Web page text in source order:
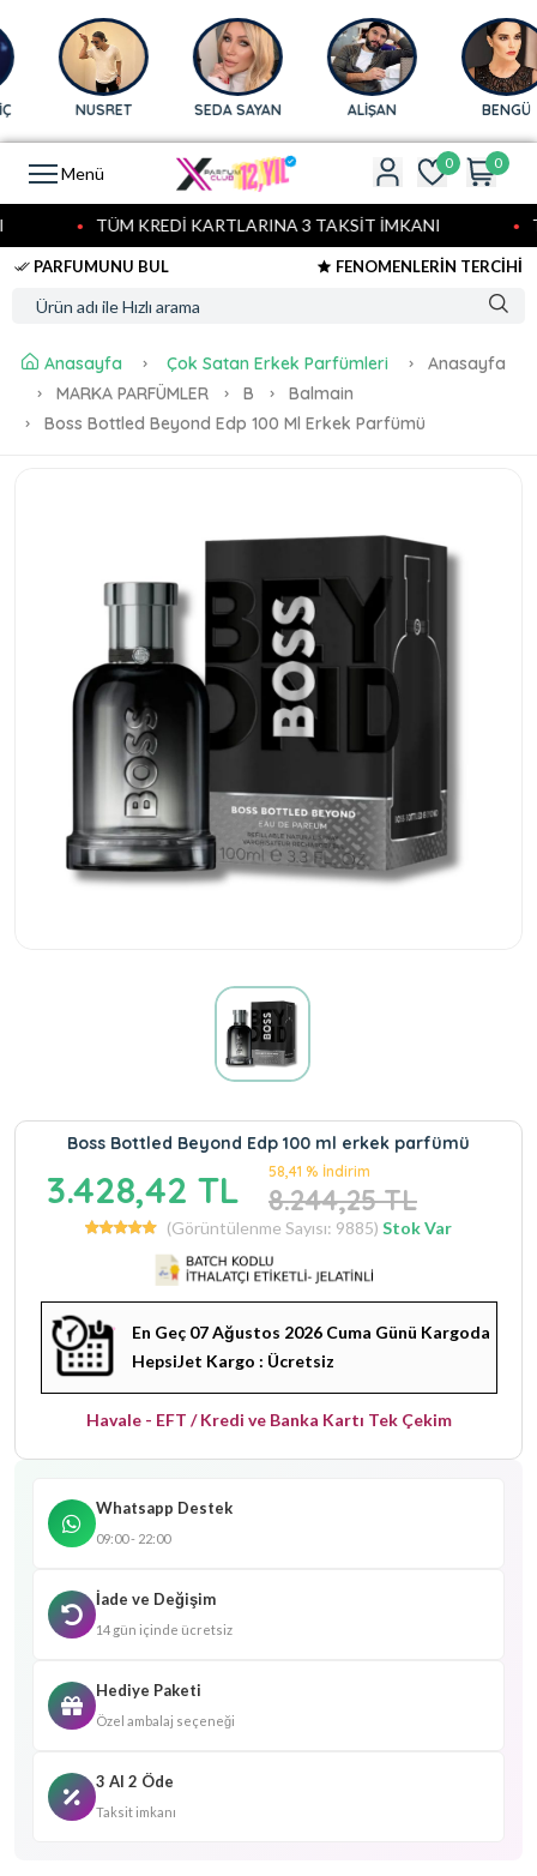
NUSRET SEDA SAYAN ALİŞAN BENGÜ
Menü 0 0
TÜM KREDİ KARTLARINA 3 TAKSİT İMKANI
PARFUMUNU BUL FENOMENLERİN TERCİHİ
Anasayfa Çok Satan Erkek Parfümleri
Anasayfa
MARKA PARFÜMLER
B
Balmain
Boss Bottled Beyond Edp 100 Ml Erkek Parfümü
Boss Bottled Beyond Edp 100 ml erkek parfümü
3.428,42 TL 58,41 % İndirim
8.244,25 TL
(Görüntülenme Sayısı: 9885) Stok Var
En Geç 07 Ağustos 2026 Cuma Günü Kargoda
HepsiJet Kargo : Ücretsiz
Havale - EFT / Kredi ve Banka Kartı Tek Çekim
Whatsapp Destek
09:00 - 22:00
İade ve Değişim
14 gün içinde ücretsiz
Hediye Paketi
Özel ambalaj seçeneği
3 Al 2 Öde
Taksit imkanı